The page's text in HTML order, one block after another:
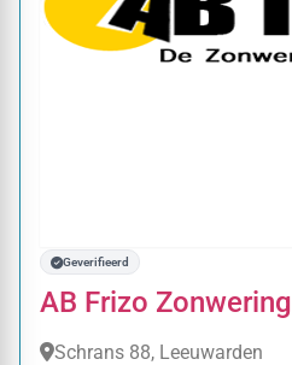
Geverifieerd
AB Frizo Zonwering
Schrans 88, Leeuwarden